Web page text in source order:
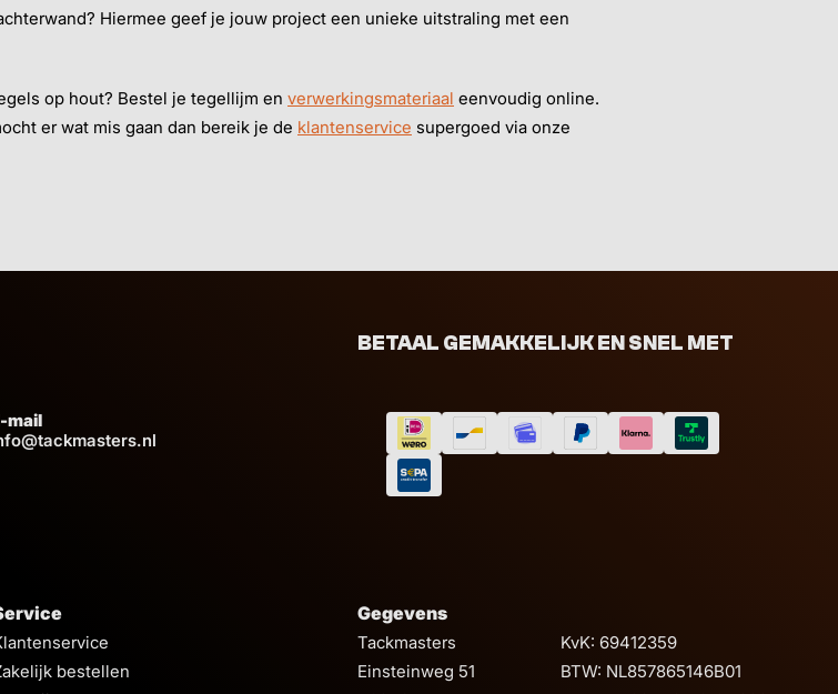
Hiermee geef je jouw project een unieke uitstraling met een
op hout? Bestel je tegellijm en verwerkingsmateriaal eenvoudig online.
er wat mis gaan dan bereik je de klantenservice supergoed via onze
mail
BETAAL GEMAKKELIJK EN SNEL MET
bestellen
Gegevens
Tackmasters
Einsteinweg 51
KvK: 69412359
BTW: NL857865146B01